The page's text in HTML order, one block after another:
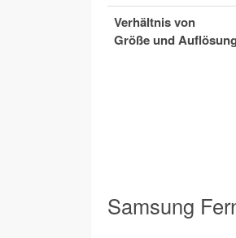
Verhältnis von
Größe und Auflösung
Samsung